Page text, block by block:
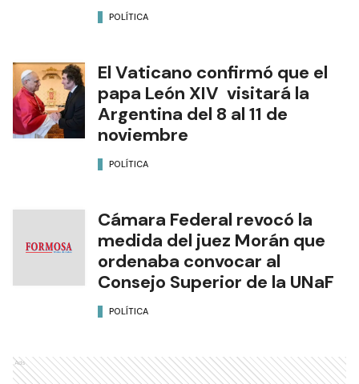
POLÍTICA
El Vaticano confirmó que el
papa León XIV visitará la
Argentina del 8 al 11 de
noviembre
POLÍTICA
Cámara Federal revocó la
medida del juez Morán que
ordenaba convocar al
Consejo Superior de la UNaF
POLÍTICA
Ads